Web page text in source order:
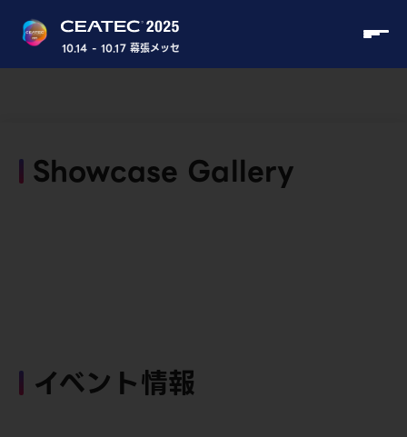
10.14 - 10.17 幕張メッセ
Showcase Gallery
イベント情報